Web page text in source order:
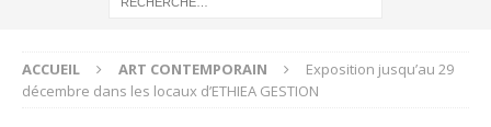
ACCUEIL ART CONTEMPORAIN
Exposition jusqu’au 29
décembre dans les locaux d’ETHIEA GESTION